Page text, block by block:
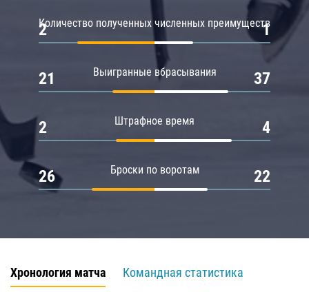
Количество полученных численных преимуществ
2 1
Выигранные вбрасывания
21 37
Штрафное время
2 4
Броски по воротам
26 22
Хронология матча
Командная статистика